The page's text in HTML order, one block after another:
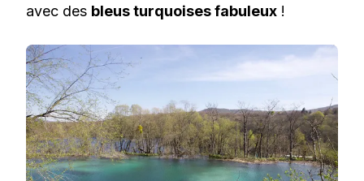
avec des bleus turquoises fabuleux !